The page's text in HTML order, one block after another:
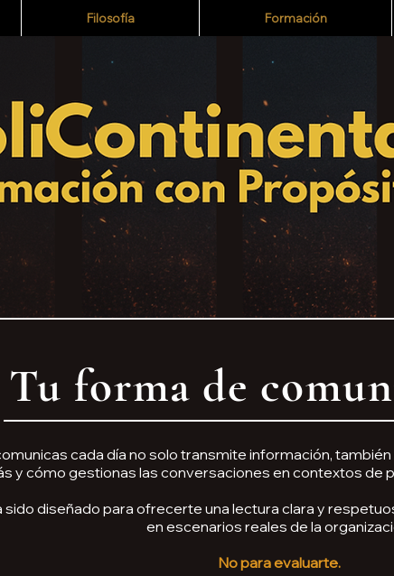
Filosofía Formación
Tu forma de
cada día no solo transmite información,
y cómo gestionas las conversaciones en contextos de
sido diseñado para ofrecerte una lectura clara y
en escenarios reales de la
No para evaluarte.